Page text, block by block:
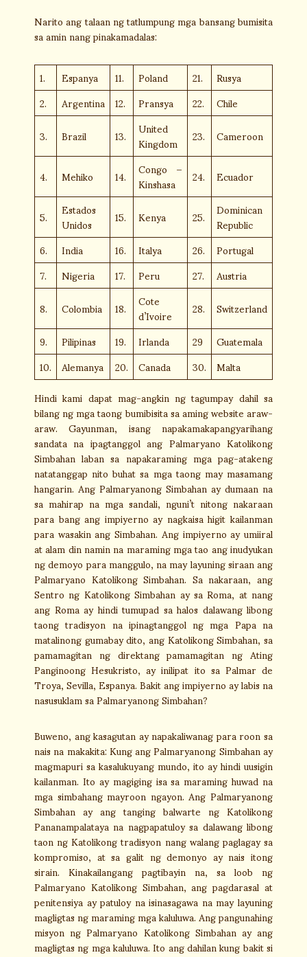
Narito ang talaan ng tatlumpung mga bansang bumisita
sa amin nang pinakamadalas:
1.
Espanya 11. Poland 21. Rusya
2. Argentina 12. Pransya 22. Chile
3. Brazil 13. United
Kingdom 23. Cameroon
4. Mehiko 14. Congo –
Kinshasa 24. Ecuador
5. Estados
Unidos 15. Kenya 25. Dominican
Republic
6. India 16. Italya 26. Portugal
7. Nigeria 17. Peru 27. Austria
8. Colombia 18. Cote
d’Ivoire 28. Switzerland
9. Pilipinas 19. Irlanda 29 Guatemala
10. Alemanya 20. Canada 30. Malta
Hindi kami dapat mag-angkin ng tagumpay dahil sa
bilang ng mga taong bumibisita sa aming website araw-
araw. Gayunman, isang napakamakapangyarihang
sandata na ipagtanggol ang Palmaryano Katolikong
Simbahan laban sa napakaraming mga pag-atakeng
natatanggap nito buhat sa mga taong may masamang
hangarin. Ang Palmaryanong Simbahan ay dumaan na
sa mahirap na mga sandali, nguni’t nitong nakaraan
para bang ang impiyerno ay nagkaisa higit kailanman
para wasakin ang Simbahan. Ang impiyerno ay umiiral
at alam din namin na maraming mga tao ang inudyukan
ng demoyo para manggulo, na may layuning siraan ang
Palmaryano Katolikong Simbahan. Sa nakaraan, ang
Sentro ng Katolikong Simbahan ay sa Roma, at nang
ang Roma ay hindi tumupad sa halos dalawang libong
taong tradisyon na ipinagtanggol ng mga Papa na
matalinong gumabay dito, ang Katolikong Simbahan, sa
pamamagitan ng direktang pamamagitan ng Ating
Panginoong Hesukristo, ay inilipat ito sa Palmar de
Troya, Sevilla, Espanya. Bakit ang impiyerno ay labis na
nasusuklam sa Palmaryanong Simbahan?
Buweno, ang kasagutan ay napakaliwanag para roon sa
nais na makakita: Kung ang Palmaryanong Simbahan ay
magmapuri sa kasalukuyang mundo, ito ay hindi uusigin
kailanman. Ito ay magiging isa sa maraming huwad na
mga simbahang mayroon ngayon. Ang Palmaryanong
Simbahan ay ang tanging balwarte ng Katolikong
Pananampalataya na nagpapatuloy sa dalawang libong
taon ng Katolikong tradisyon nang walang paglagay sa
kompromiso, at sa galit ng demonyo ay nais itong
sirain. Kinakailangang pagtibayin na, sa loob ng
Palmaryano Katolikong Simbahan, ang pagdarasal at
penitensiya ay patuloy na isinasagawa na may layuning
magligtas ng maraming mga kaluluwa. Ang pangunahing
misyon ng Palmaryano Katolikong Simbahan ay ang
magligtas ng mga kaluluwa. Ito ang dahilan kung bakit si